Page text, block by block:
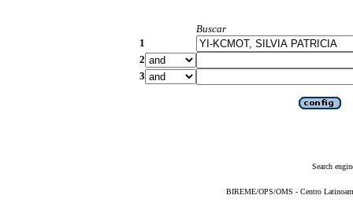
Buscar
1
2
3
Search
BIREME/OPS/OMS - Centro